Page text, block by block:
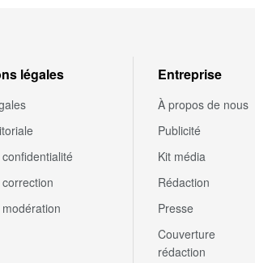
légales Entreprise
À propos de nous
Publicité
Kit média
Rédaction
Presse
Couverture
rédaction